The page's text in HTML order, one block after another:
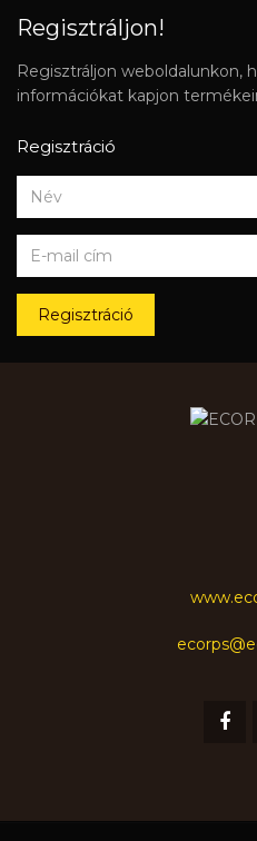
Regisztráljon!
Regisztráljon weboldalunkon,
információkat kapjon
Regisztráció
Regisztráció